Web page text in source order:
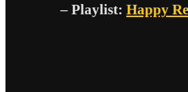
– Playlist: Happy